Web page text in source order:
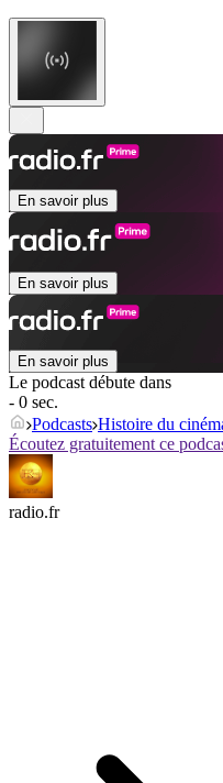
En savoir plus
En savoir plus
En savoir plus
Le podcast débute dans
- 0 sec.
Podcasts Histoire du
Écoutez gratuitement ce
radio.fr